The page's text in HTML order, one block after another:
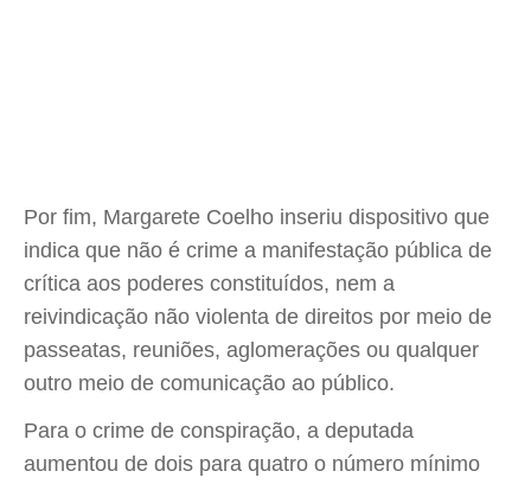
Por fim, Margarete Coelho inseriu dispositivo que
indica que não é crime a manifestação pública de
crítica aos poderes constituídos, nem a
reivindicação não violenta de direitos por meio de
passeatas, reuniões, aglomerações ou qualquer
outro meio de comunicação ao público.
Para o crime de conspiração, a deputada
aumentou de dois para quatro o número mínimo